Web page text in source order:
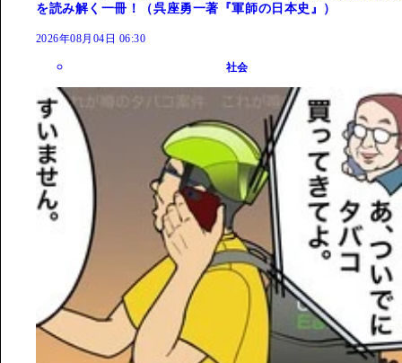
を読み解く一冊！（呉座勇一著『軍師の日本史』）
2026年08月04日 06:30
社会